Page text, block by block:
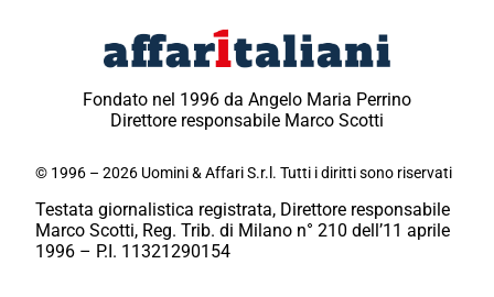
Fondato nel 1996 da Angelo Maria Perrino
Direttore responsabile Marco Scotti
© 1996 – 2026 Uomini & Affari S.r.l. Tutti i diritti sono riservati
Testata giornalistica registrata, Direttore responsabile
Marco Scotti, Reg. Trib. di Milano n° 210 dell’11 aprile
1996 – P.I. 11321290154